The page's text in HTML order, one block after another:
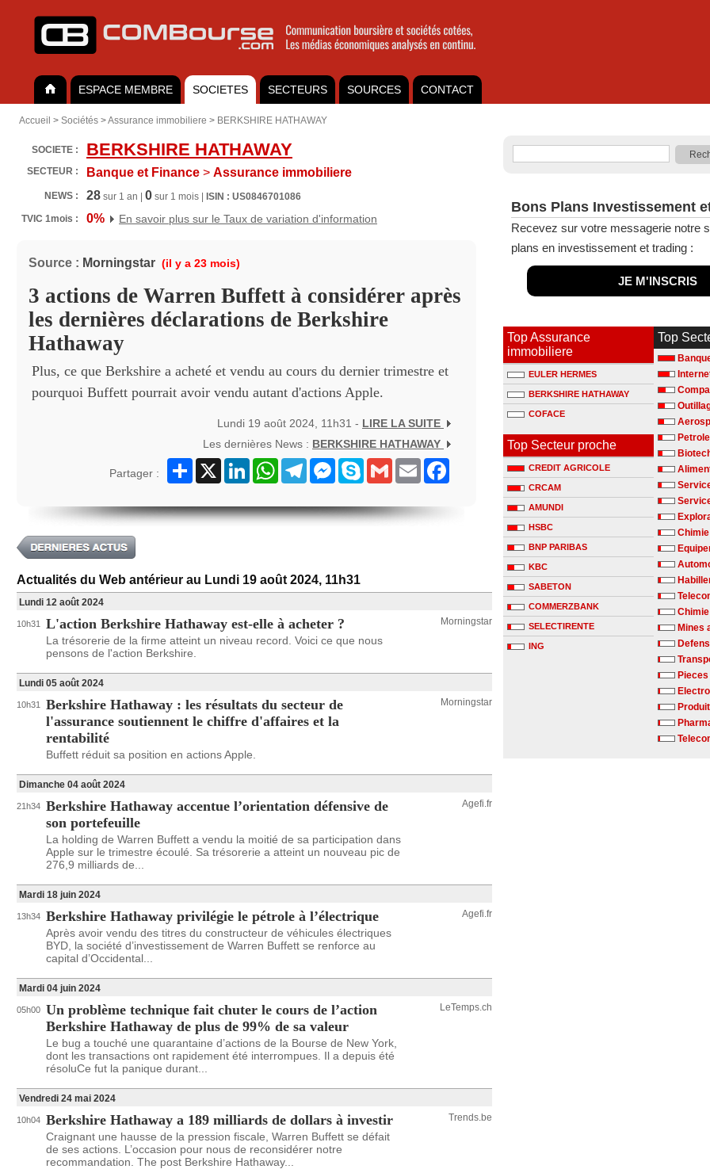
ESPACE MEMBRE SOCIETES SECTEURS SOURCES CONTACT
Accueil > Sociétés >Assurance immobiliere > BERKSHIRE HATHAWAY
SOCIETE : BERKSHIRE HATHAWAY
SECTEUR : Banque et Finance > Assurance immobiliere
NEWS : 28 sur 1 an | 0 sur 1 mois |
ISIN : US0846701086
TVIC 1mois :
0% En savoir plus sur le Taux de variation d'information
Source : Morningstar (il y a 23 mois)
3 actions de Warren Buffett à considérer après
les dernières déclarations de Berkshire
Hathaway
Plus, ce que Berkshire a acheté et vendu au cours du dernier trimestre et
pourquoi Buffett pourrait avoir vendu autant d'actions Apple.
Lundi 19 août 2024, 11h31 - LIRE LA SUITE
Les dernières News : BERKSHIRE HATHAWAY
Partager :
Partager
X LinkedInWhatsAppTelegramMessenger
Skype Gmail Email
Actualités du Web antérieur au Lundi 19 août 2024, 11h31
Lundi 12 août 2024
10h31 L'action Berkshire Hathaway est-elle à acheter ?
La trésorerie de la firme atteint un niveau record. Voici ce que nous
pensons de l'action Berkshire.
Morningstar
Lundi 05 août 2024
10h31
Berkshire Hathaway : les résultats du secteur de
l'assurance soutiennent le chiffre d'affaires et la
rentabilité
Buffett réduit sa position en actions Apple.
Morningstar
Dimanche 04 août 2024
21h34 Berkshire Hathaway accentue l’orientation défensive de
son portefeuille
La holding de Warren Buffett a vendu la moitié de sa participation dans
Apple sur le trimestre écoulé. Sa trésorerie a atteint un nouveau pic de
276,9 milliards de...
Agefi.fr
Mardi 18 juin 2024
13h34 Berkshire Hathaway privilégie le pétrole à l’électrique
Après avoir vendu des titres du constructeur de véhicules électriques
BYD, la société d’investissement de Warren Buffett se renforce au
capital d’Occidental...
Agefi.fr
Mardi 04 juin 2024
05h00 Un problème technique fait chuter le cours de l’action
Berkshire Hathaway de plus de 99% de sa valeur
Le bug a touché une quarantaine d’actions de la Bourse de New York,
dont les transactions ont rapidement été interrompues. Il a depuis été
résoluCe fut la panique durant...
LeTemps.ch
Vendredi 24 mai 2024
10h04 Berkshire Hathaway a 189 milliards de dollars à investir
Craignant une hausse de la pression fiscale, Warren Buffett se défait
de ses actions. L’occasion pour nous de reconsidérer notre
recommandation. The post Berkshire Hathaway...
Trends.be
Bons Plans Investissement
Recevez sur votre messagerie notre
plans en investissement et trading :
JE M'INSCRIS
Top Assurance
immobiliere
EULER HERMES
BERKSHIRE HATHAWAY
COFACE
Top Secteur proche
CREDIT AGRICOLE
CRCAM
AMUNDI
HSBC
BNP PARIBAS
KBC
SABETON
COMMERZBANK
SELECTIRENTE
ING
Top
Mines